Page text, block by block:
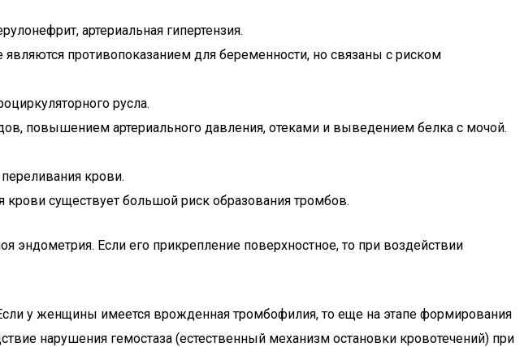
артериальная гипертензия.
противопоказанием для беременности, но связаны с риском
русла.
повышением артериального давления, отеками и выведением белка с мочой.
крови.
существует большой риск образования тромбов.
эндометрия. Если его прикрепление поверхностное, то при воздействии
у женщины имеется врожденная тромбофилия, то еще на этапе формирования
нарушения гемостаза (естественный механизм остановки кровотечений) при